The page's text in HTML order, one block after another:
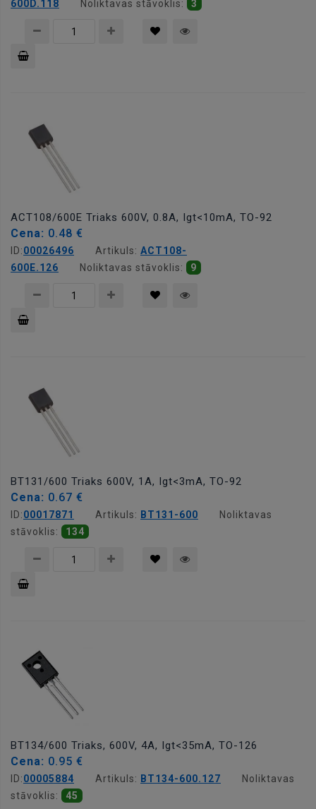
600D.118 Noliktavas stāvoklis: 3
ACT108/600E Triaks 600V, 0.8A, Igt<10mA, TO-92
Cena: 0.48 €
ID:00026496 Artikuls: ACT108-
600E.126
Noliktavas stāvoklis: 9
BT131/600 Triaks 600V, 1A, Igt<3mA, TO-92
Cena: 0.67 €
ID:00017871 Artikuls: BT131-600
Noliktavas
stāvoklis:
134
BT134/600 Triaks, 600V, 4A, Igt<35mA, TO-126
Cena: 0.95 €
ID:00005884 Artikuls: BT134-600.127
Noliktavas
stāvoklis:
45